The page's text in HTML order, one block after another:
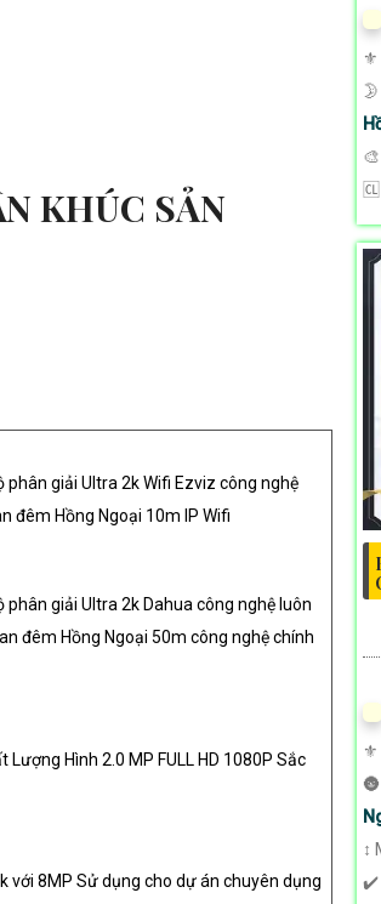
KHÚC SẢN
phân giải Ultra 2k Wifi Ezviz công nghệ
đêm Hồng Ngoại 10m IP Wifi
giải Ultra 2k Dahua công nghệ luôn
đêm Hồng Ngoại 50m công nghệ chính
Hình 2.0 MP FULL HD 1080P Sắc
với 8MP Sử dụng cho dự án chuyên dụng
⚜️
⚜️
↕️
️✔️